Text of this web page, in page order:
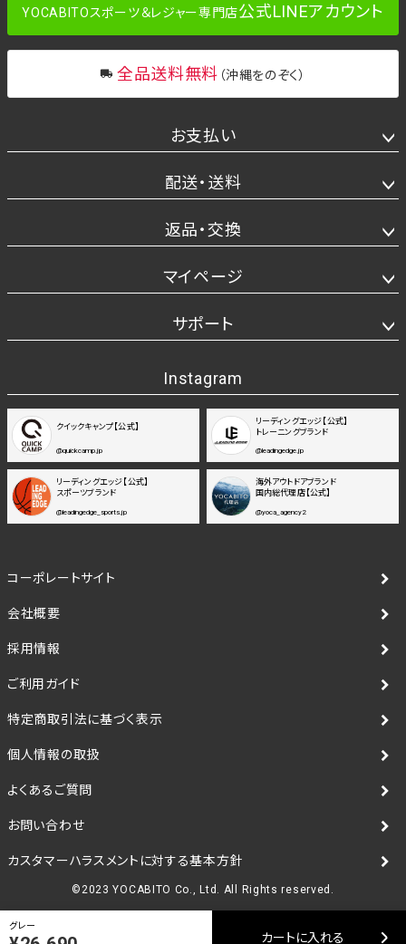
グレー
カートに入れる
YOCABITOスポーツ＆レジャー専門店公式LINEアカウント
全品送料無料 （沖縄をのぞく）
お支払い
配送・送料
返品・交換
マイページ
サポート
Instagram
クイックキャンプ【公式】
@quickcamp.jp
リーディングエッジ【公式】
トレーニングブランド
@leadingedge.jp
リーディングエッジ【公式】
スポーツブランド
@leadingedge_sports.jp
海外アウトドアブランド
国内総代理店【公式】
@yoca_agency2
コーポレートサイト
会社概要
採用情報
ご利用ガイド
特定商取引法に基づく表示
個人情報の取扱
よくあるご質問
お問い合わせ
カスタマーハラスメントに対する基本方針
©2023 YOCABITO Co., Ltd. All Rights reserved.